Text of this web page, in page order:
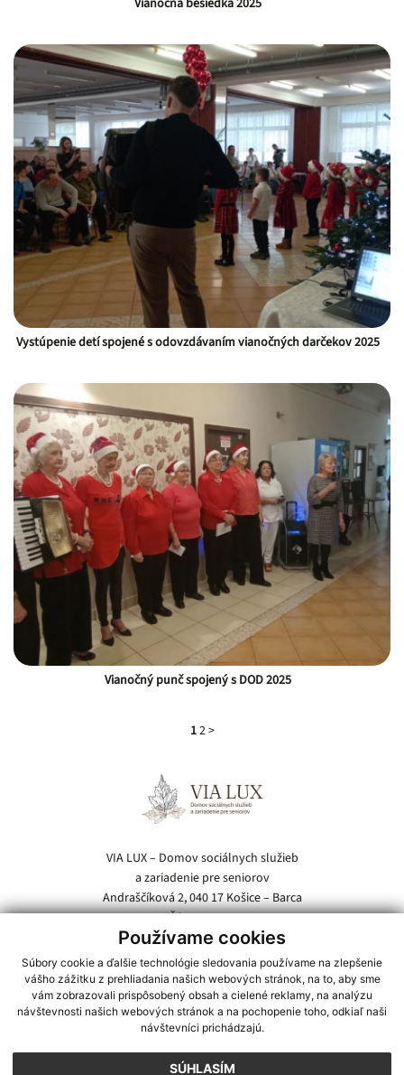
Používame cookies
Súbory cookie a ďalšie technológie sledovania používame na zlepšenie
vášho zážitku z prehliadania našich webových stránok, na to, aby sme
vám zobrazovali prispôsobený obsah a cielené reklamy, na analýzu
návštevnosti našich webových stránok a na pochopenie toho, odkiaľ naši
návštevníci prichádzajú.
SÚHLASÍM
Vianočná besiedka 2025
Vystúpenie detí spojené s odovzdávaním vianočných darčekov 2025
Vianočný punč spojený s DOD 2025
1 2 >
VIA LUX – Domov sociálnych služieb
a zariadenie pre seniorov
Andraščíková 2, 040 17 Košice – Barca
IČO: 00696854
Tel.: 055 / 685 54 21
E-mail:vialux@domov-barca.sk
Kde nás nájdete: